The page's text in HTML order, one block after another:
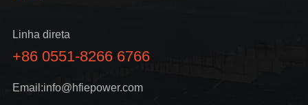
Linha direta
+86 0551-8266 6766
Email:info@hfiepower.com